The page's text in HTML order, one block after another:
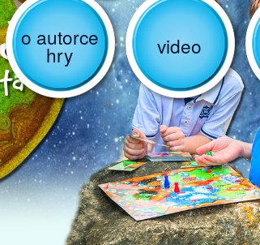
o autorce
hry video